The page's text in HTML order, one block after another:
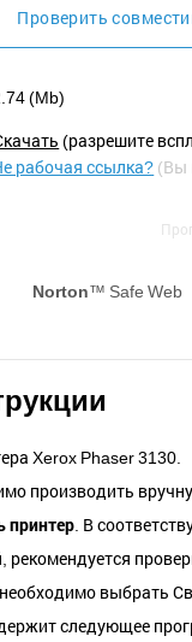
Проверить
(Mb)
(разрешите
рабочая ссылка? (Вы
Norton™ Safe Web
Xerox Phaser 3130.
производить
принтер. В
выбрать
следующее